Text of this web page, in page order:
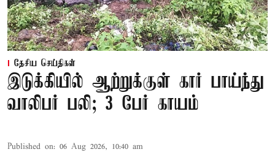
தேசிய செய்திகள்
இடுக்கியில் ஆற்றுக்குள் கார் பாய்ந்து
வாலிபர் பலி; 3 பேர் காயம்
Published on: 06 Aug 2026, 10:40 am